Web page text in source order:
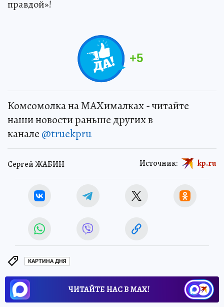
правдой»!
+5
Комсомолка на MAXималках - читайте
наши новости раньше других в
канале @truekpru
Сергей ЖАБИН Источник: kp.ru
КАРТИНА ДНЯ
ЧИТАЙТЕ НАС В МАХ!